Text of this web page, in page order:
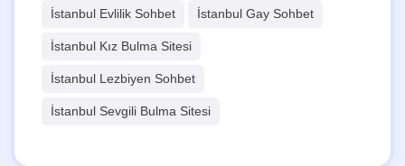
İstanbul Evlilik Sohbet İstanbul Gay Sohbet
İstanbul Kız Bulma Sitesi
İstanbul Lezbiyen Sohbet
İstanbul Sevgili Bulma Sitesi